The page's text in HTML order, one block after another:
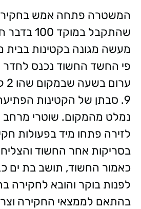
המשטרה פתחה אמש
שהתקבל
מעשה מגונה בקטינות בבית
פי החשד החשוד נכנס לחדר
9. סבתן של הקטינות
נמלט מהמקום. שוטרי מרחב
לזירה פתחו מיד בפעולות
בסריקות אחר החשוד
לפנות בוקר והובא
בהתאם לממצאי החקירה